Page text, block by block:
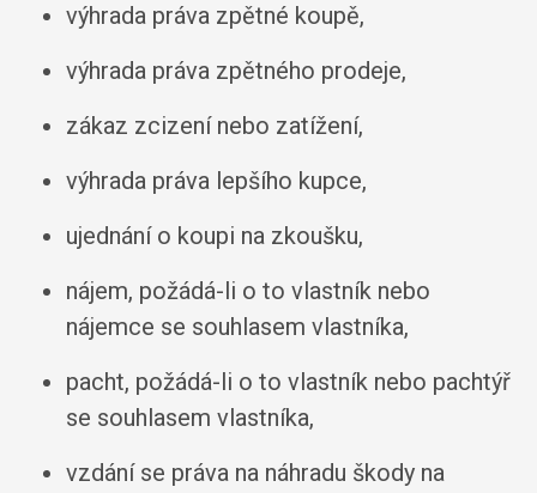
výhrada práva zpětné koupě,
výhrada práva zpětného prodeje,
zákaz zcizení nebo zatížení,
výhrada práva lepšího kupce,
ujednání o koupi na zkoušku,
nájem, požádá-li o to vlastník nebo
nájemce se souhlasem vlastníka,
pacht, požádá-li o to vlastník nebo pachtýř
se souhlasem vlastníka,
vzdání se práva na náhradu škody na